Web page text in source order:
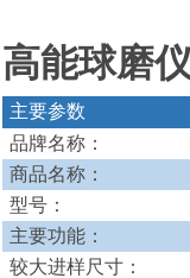
高能球磨
主要参数
品牌名称：
商品名称：
型号：
主要功能：
较大进样尺寸：